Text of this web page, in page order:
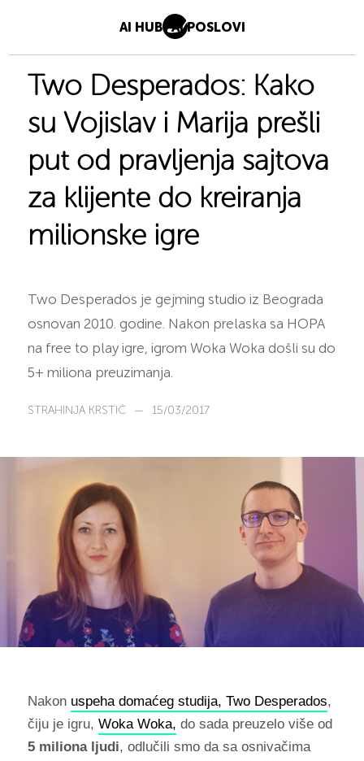
AI HUB AI POSLOVI
Two Desperados: Kako
su Vojislav i Marija prešli
put od pravljenja sajtova
za klijente do kreiranja
milionske igre
Two Desperados je gejming studio iz Beograda
osnovan 2010. godine. Nakon prelaska sa HOPA
na free to play igre, igrom Woka Woka došli su do
5+ miliona preuzimanja.
STRAHINJA KRSTIĆ — 15/03/2017
Nakon uspeha domaćeg studija, Two Desperados,
čiju je igru, Woka Woka, do sada preuzelo više od
5 miliona ljudi, odlučili smo da sa osnivačima